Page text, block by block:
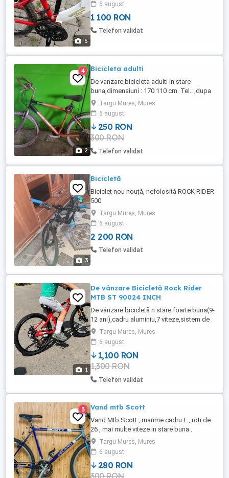
5
6 august
1 100 RON
Telefon validat
2
4 Bicicleta adulti
De vanzare bicicleta adulti in stare
buna,dimensiuni : 170 110 cm. Tel.: ,dupa
ora 16.Targu Mures, Mures
6 august
250 RON
300 RON
Telefon validat
3
Bicicletă
Biciclet nou nouță, nefolosită ROCK RIDER
500
Targu Mures, Mures
6 august
2 200 RON
Telefon validat
1
De vânzare Bicicletă Rock Rider
MTB ST 90024 INCH
De vânzare bicicletă n stare foarte buna(9-
12 ani),cadru aluminiu,7 viteze,sistem de
frânare pe disc față spate,furcă față cu
suspensie
Targu Mures, Mures
6 august
1,100 RON
1,300 RON
Telefon validat
3 Vand mtb Scott
Vand Mtb Scott , marime cadru L , roti de
26 , mai multe viteze in stare buna .
Targu Mures, Mures
6 august
280 RON
300 RON